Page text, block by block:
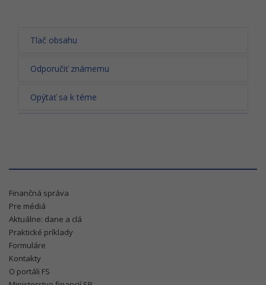
Tlač obsahu
Odporučiť známemu
Opýtať sa k téme
Finančná správa
Pre médiá
Aktuálne: dane a clá
Praktické príklady
Formuláre
Kontakty
O portáli FS